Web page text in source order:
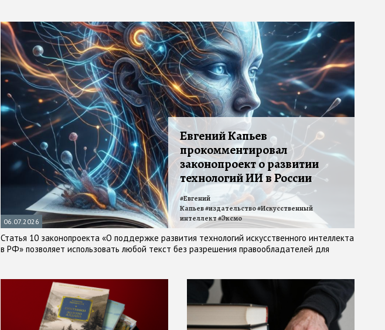
06.07.2026
Евгений Капьев
прокомментировал
законопроект о развитии
технологий ИИ в России
Статья 10 законопроекта «О поддержке развития технологий искусственного интеллекта
в РФ» позволяет использовать любой текст без разрешения правообладателей для
#Евгений
Капьев#издательство#Искусственный
интеллект#Эксмо